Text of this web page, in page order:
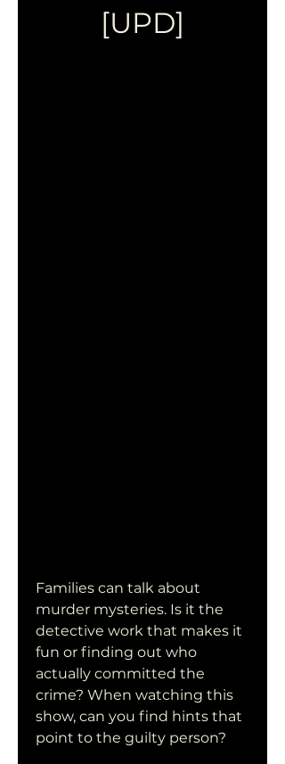
[UPD]
Families can talk about
murder mysteries. Is it the
detective work that makes it
fun or finding out who
actually committed the
crime? When watching this
show, can you find hints that
point to the guilty person?